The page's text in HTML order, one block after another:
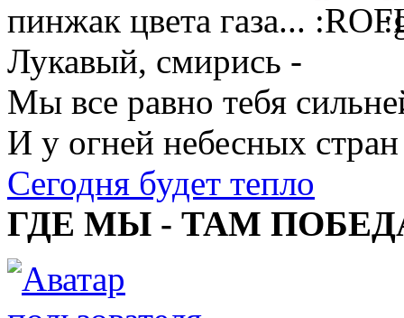
пинжак цвета газа...
Лукавый, смирись -
Мы все равно тебя
И у огней небесных стран
Сегодня будет тепло
ГДЕ МЫ - ТАМ